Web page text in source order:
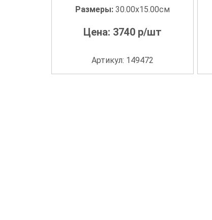
Размеры: 30.00x15.00см
Цена: 3740р/шт
Артикул: 149472